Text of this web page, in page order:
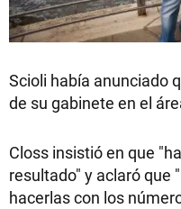
Scioli había anunciado
de su gabinete en el
Closs insistió en que
resultado" y aclaró que
hacerlas con los